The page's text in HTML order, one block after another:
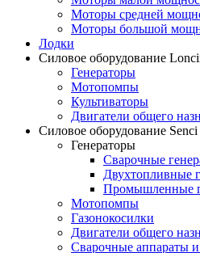
Моторы средней
Моторы большой
Лодки
Силовое оборудование
Генераторы
Мотопомпы
Культиваторы
Двигатели общего
Силовое оборудование Senci
Генераторы
Сварочные
Двухтопливные
Промышленные
Мотопомпы
Газонокосилки
Двигатели общего
Сварочные аппараты